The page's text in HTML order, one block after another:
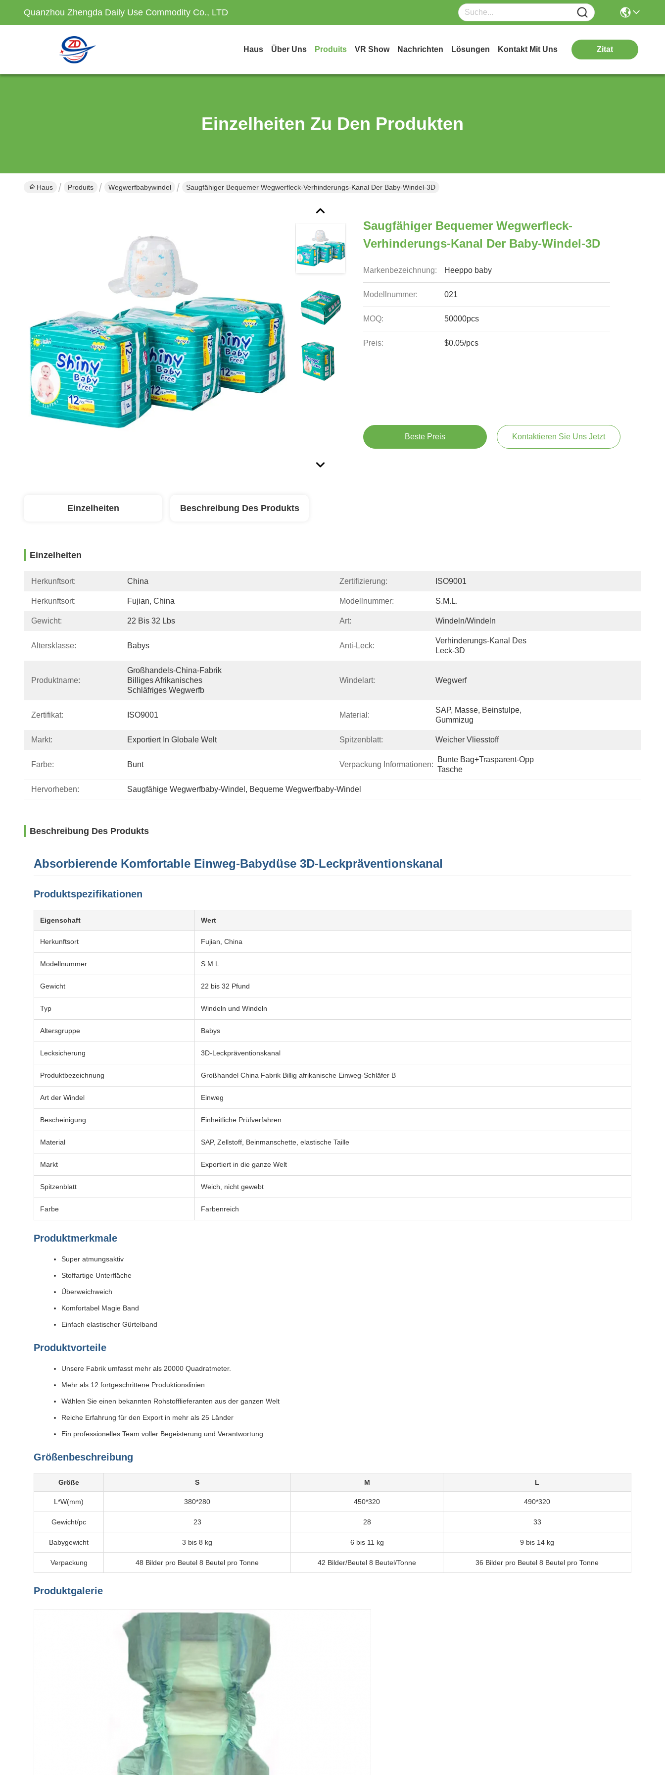
Quanzhou Zhengda Daily Use Commodity Co., LTD
Haus Über Uns Produits VR Show Nachrichten Lösungen Kontakt Mit Uns Zitat
Einzelheiten Zu Den Produkten
Haus Produits Wegwerfbabywindel Saugfähiger Bequemer Wegwerfleck-Verhinderungs-Kanal Der Baby-Windel-3D
Saugfähiger Bequemer Wegwerfleck-
Verhinderungs-Kanal Der Baby-Windel-3D
Markenbezeichnung: Heeppo baby
Modellnummer: 021
MOQ: 50000pcs
Preis: $0.05/pcs
Beste Preis Kontaktieren Sie Uns Jetzt
Einzelheiten Beschreibung Des Produkts
Einzelheiten
Herkunftsort: China Zertifizierung: ISO9001
Herkunftsort: Fujian, China Modellnummer: S.M.L.
Gewicht: 22 Bis 32 Lbs Art: Windeln/Windeln
Altersklasse: Babys Anti-Leck:
Verhinderungs-Kanal Des
Leck-3D
Produktname:
Großhandels-China-Fabrik
Billiges Afrikanisches
Schläfriges Wegwerfb
Windelart: Wegwerf
Zertifikat: ISO9001 Material:
SAP, Masse, Beinstulpe,
Gummizug
Markt: Exportiert In Globale Welt Spitzenblatt: Weicher Vliesstoff
Farbe: Bunt Verpackung Informationen:
Bunte Bag+trasparent-Opp
Tasche
Hervorheben: Saugfähige Wegwerfbaby-Windel , Bequeme Wegwerfbaby-Windel
Beschreibung Des Produkts
Absorbierende Komfortable Einweg-Babydüse 3D-Leckpräventionskanal
Produktspezifikationen
Eigenschaft Wert
Herkunftsort Fujian, China
Modellnummer S.M.L.
Gewicht 22 bis 32 Pfund
Typ Windeln und Windeln
Altersgruppe Babys
Lecksicherung 3D-Leckpräventionskanal
Produktbezeichnung Großhandel China Fabrik Billig afrikanische Einweg-Schläfer B
Art der Windel Einweg
Bescheinigung Einheitliche Prüfverfahren
Material SAP, Zellstoff, Beinmanschette, elastische Taille
Markt Exportiert in die ganze Welt
Spitzenblatt Weich, nicht gewebt
Farbe Farbenreich
Produktmerkmale
Super atmungsaktiv
Stoffartige Unterfläche
Überweichweich
Komfortabel Magie Band
Einfach elastischer Gürtelband
Produktvorteile
Unsere Fabrik umfasst mehr als 20000 Quadratmeter.
Mehr als 12 fortgeschrittene Produktionslinien
Wählen Sie einen bekannten Rohstofflieferanten aus der ganzen Welt
Reiche Erfahrung für den Export in mehr als 25 Länder
Ein professionelles Team voller Begeisterung und Verantwortung
Größenbeschreibung
Größe S M L
L*W(mm) 380*280 450*320 490*320
Gewicht/pc 23 28 33
Babygewicht 3 bis 8 kg 6 bis 11 kg 9 bis 14 kg
Verpackung 48 Bilder pro Beutel 8 Beutel pro Tonne 42 Bilder/Beutel 8 Beutel/Tonne 36 Bilder pro Beutel 8 Beutel pro Tonne
Produktgalerie